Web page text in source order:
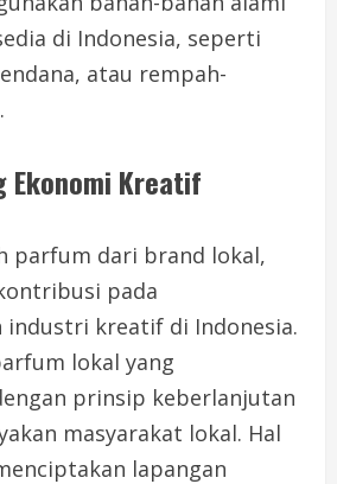
di Indonesia, seperti
atau rempah-
Ekonomi Kreatif
parfum dari brand lokal,
pada
industri kreatif di Indonesia.
lokal yang
prinsip keberlanjutan
masyarakat lokal. Hal
lapangan